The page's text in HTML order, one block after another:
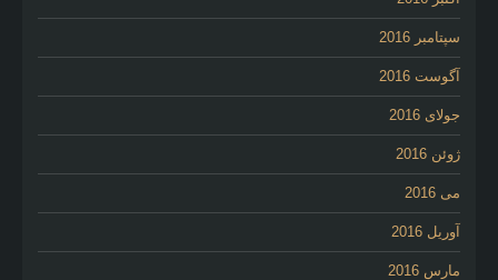
سپتامبر 2016
آگوست 2016
جولای 2016
ژوئن 2016
می 2016
آوریل 2016
مارس 2016